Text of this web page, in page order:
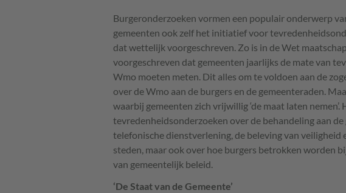
Burgeronderzoeken vormen een populair onderwerp
gemeenten ook zelf het initiatief voor
dat wettelijk voorgeschreven. Zo is in de Wet
voorgeschreven dat gemeenten jaarlijks de mate van
Wmo moeten meten. Dit alles om te voldoen aan de
over de Wmo aan de burgers en de gemeenteraden.
waarbij gemeenten zich vrijwillig ‘de maat laten nemen’.
tevredenheidsonderzoeken over de behandeling aan
telefonische dienstverlening, de beleving van veiligheid
steden, maar ook over hoe burgers betrokken worden
van gemeentelijk beleid.
‘De Staat van de Gemeente’